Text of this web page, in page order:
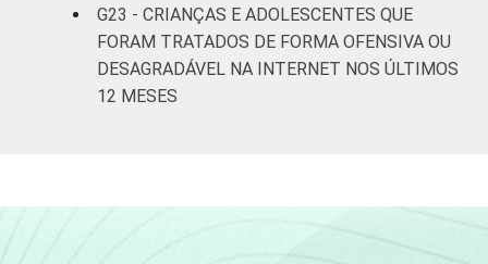
G23 - CRIANÇAS E ADOLESCENTES QUE
FORAM TRATADOS DE FORMA OFENSIVA OU
DESAGRADÁVEL NA INTERNET NOS ÚLTIMOS
12 MESES